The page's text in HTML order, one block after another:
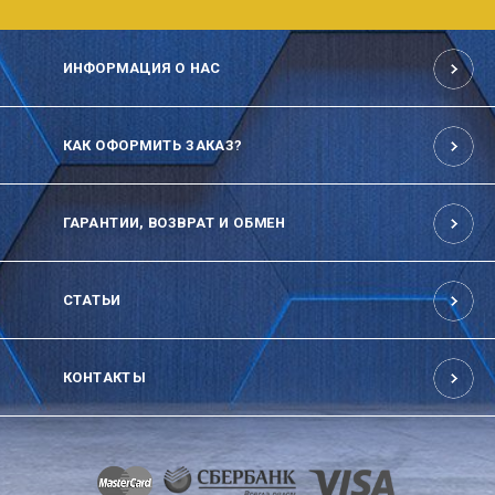
ИНФОРМАЦИЯ О НАС
КАК ОФОРМИТЬ ЗАКАЗ?
ГАРАНТИИ, ВОЗВРАТ И ОБМЕН
СТАТЬИ
КОНТАКТЫ